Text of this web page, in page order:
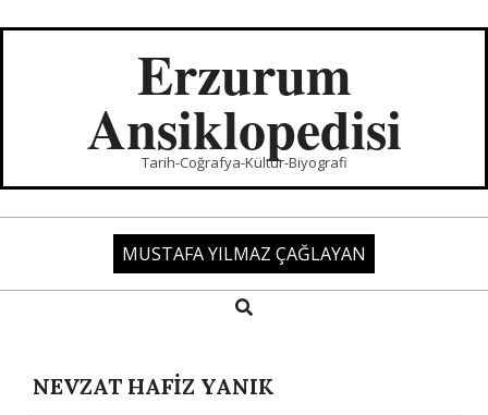
Erzurum
Ansiklopedisi
Tarih-Coğrafya-Kültür-Biyografi
MUSTAFA YILMAZ ÇAĞLAYAN
Search
NEVZAT HAFİZ YANIK